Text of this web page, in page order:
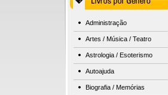
Administração
Artes / Música / Teatro
Astrologia / Esoterismo
Autoajuda
Biografia / Memórias